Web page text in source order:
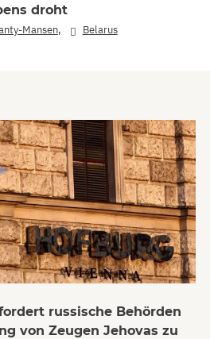
droht
Mansen, Belarus
russische Behörden
von Zeugen Jehovas zu